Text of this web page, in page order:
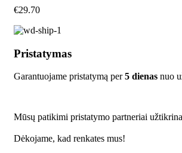
€29.70
Pristatymas
Garantuojame pristatymą per5 dienas nuo
Mūsų patikimi pristatymo partneriai
Dėkojame, kad renkates mus!